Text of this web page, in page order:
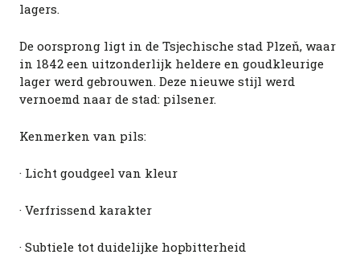
lagers.
De oorsprong ligt in de Tsjechische stad Plzeň, waar
in 1842 een uitzonderlijk heldere en goudkleurige
lager werd gebrouwen. Deze nieuwe stijl werd
vernoemd naar de stad: pilsener.
Kenmerken van pils:
· Licht goudgeel van kleur
· Verfrissend karakter
· Subtiele tot duidelijke hopbitterheid